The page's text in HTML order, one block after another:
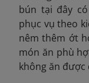
bún tại đây
phục vụ theo
nêm thêm ớt
món ăn phù
không ăn được